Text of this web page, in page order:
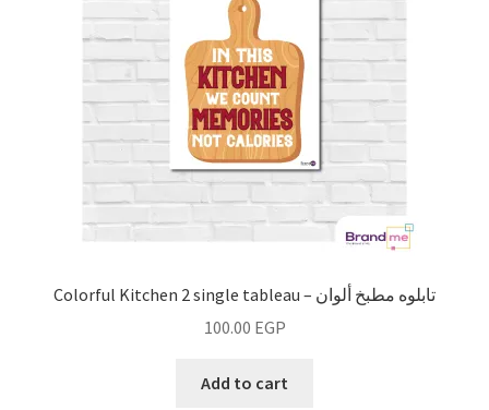
Colorful Kitchen 2 single tableau – تابلوه مطبخ ألوان
100.00 EGP
Add to cart